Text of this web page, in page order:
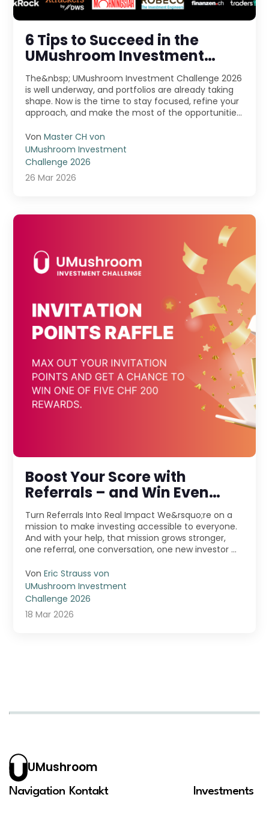
6 Tips to Succeed in the
UMushroom Investment
Challenge 2026
The&nbsp; UMushroom Investment Challenge 2026
is well underway, and portfolios are already taking
shape. Now is the time to stay focused, refine your
approach, and make the most of the opportunities
VonMaster CH von
UMushroom Investment
Challenge 2026
26 Mar 2026
Boost Your Score with
Referrals – and Win Even
More!
Turn Referrals Into Real Impact We&rsquo;re on a
mission to make investing accessible to everyone.
And with your help, that mission grows stronger,
one referral, one conversation, one new investor ...
VonEric Strauss von
UMushroom Investment
Challenge 2026
18 Mar 2026
UMushroom
Navigation Kontakt Investments